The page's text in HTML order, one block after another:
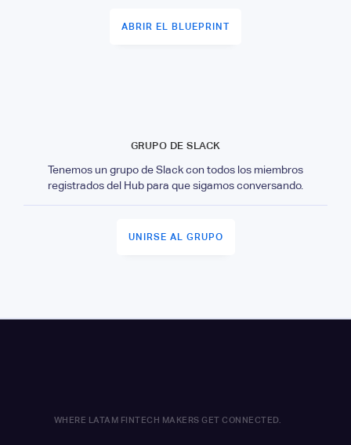
ABRIR EL BLUEPRINT
GRUPO DE SLACK
Tenemos un grupo de Slack con todos los miembros
registrados del Hub para que sigamos conversando.
UNIRSE AL GRUPO
WHERE LATAM FINTECH MAKERS GET CONNECTED.